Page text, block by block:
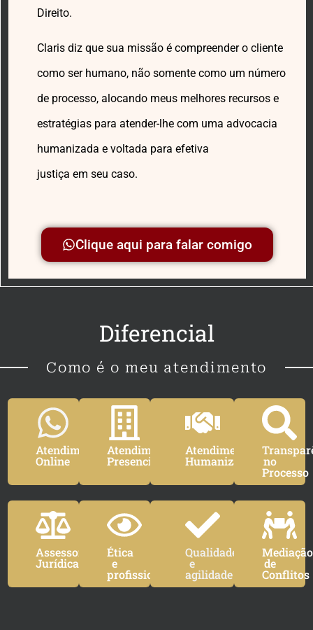
Direito.
Claris diz que sua missão é compreender o cliente
como ser humano, não somente como um número
de processo, alocando meus melhores recursos e
estratégias para atender-lhe com uma advocacia
humanizada e voltada para efetiva
justiça em seu caso.
Clique aqui para falar comigo
Diferencial
Como é o meu atendimento
Atendimento
Online
Atendimento
Presencial
Atendimento
Humanizado no
Processo
Assessoria
Jurídica
Ética
e
profissionalismo
Qualidade
e
agilidade
Mediação
de
Conflitos